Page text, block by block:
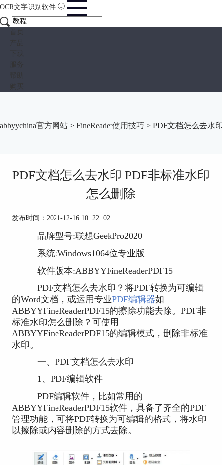
OCR文字识别软件
abbyychina官方网站 > FineReader使用技巧 > PDF文档怎么去水
PDF文档怎么去水印 PDF非标准水印
怎么删除
发布时间：2021-12-16 10: 22: 02
品牌型号:联想GeekPro2020
系统:Windows1064位专业版
软件版本:ABBYYFineReaderPDF15
PDF文档怎么去水印？将PDF转换为可编辑
的Word文档，或运用专业PDF编辑器如
ABBYYFineReaderPDF15的擦除功能去除。PDF非
标准水印怎么删除？可使用
ABBYYFineReaderPDF15的编辑模式，删除非标准
水印。
一、PDF文档怎么去水印
1、PDF编辑软件
PDF编辑软件，比如常用的
ABBYYFineReaderPDF15软件，具备了齐全的PDF
管理功能，可将PDF转换为可编辑的格式，将水印
以擦除或内容删除的方式去除。